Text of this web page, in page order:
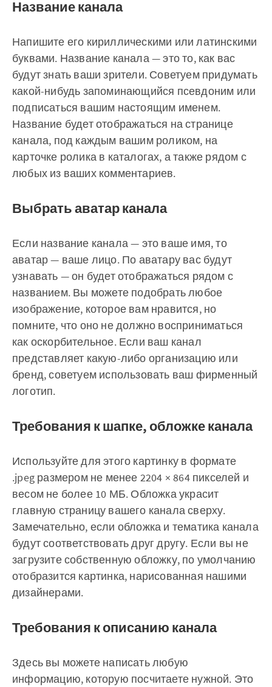
Название канала
Напишите его кириллическими или латинскими
буквами. Название канала — это то, как вас
будут знать ваши зрители. Советуем придумать
какой-нибудь запоминающийся псевдоним или
подписаться вашим настоящим именем.
Название будет отображаться на странице
канала, под каждым вашим роликом, на
карточке ролика в каталогах, а также рядом с
любых из ваших комментариев.
Выбрать аватар канала
Если название канала — это ваше имя, то
аватар — ваше лицо. По аватару вас будут
узнавать — он будет отображаться рядом с
названием. Вы можете подобрать любое
изображение, которое вам нравится, но
помните, что оно не должно восприниматься
как оскорбительное. Если ваш канал
представляет какую-либо организацию или
бренд, советуем использовать ваш фирменный
логотип.
Требования к шапке, обложке канала
Используйте для этого картинку в формате
.jpeg размером не менее 2204 × 864 пикселей и
весом не более 10 МБ. Обложка украсит
главную страницу вашего канала сверху.
Замечательно, если обложка и тематика канала
будут соответствовать друг другу. Если вы не
загрузите собственную обложку, по умолчанию
отобразится картинка, нарисованная нашими
дизайнерами.
Требования к описанию канала
Здесь вы можете написать любую
информацию, которую посчитаете нужной. Это